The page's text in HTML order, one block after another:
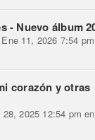
- Nuevo álbum
11, 2026 7:54
corazón y otras
28, 2025 12:54 pm en